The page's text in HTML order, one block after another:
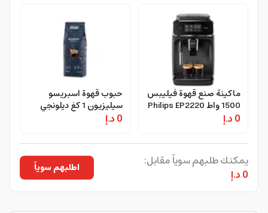
ماكينة صنع قهوة فيليبس
1500 واط Philips EP2220
Fully Automatic
Espresso Machines
0 د.إ
حبوب قهوة اسبريسو
سيليزيون 1 كغ ديلونجي
DeLonghi Selezione
Coffee Beans
0 د.إ
يمكنك طلبهم سوياً مقابل:
0 د.إ
اطلبهم سوياً